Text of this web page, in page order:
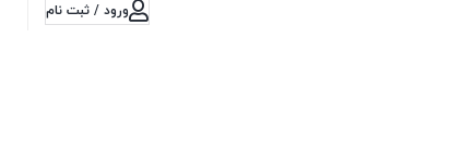
ورود / ثبت نام